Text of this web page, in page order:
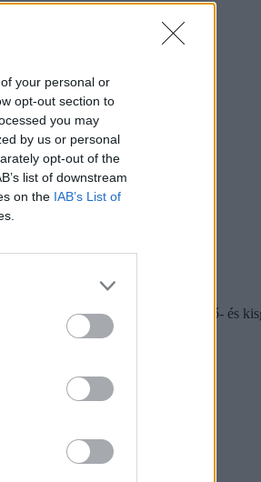
your personal or
opt-out section to
you may
by us or personal
opt-out of the
list of downstream
on the IAB’s List of
ki. Ilyen vizsgára főleg a csecsemő- és